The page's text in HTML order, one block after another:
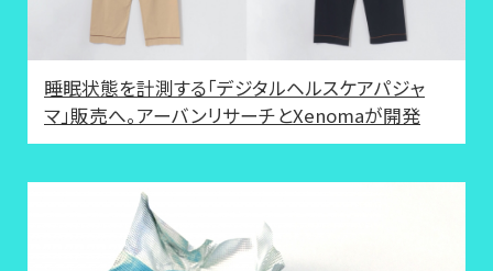
睡眠状態を計測する「デジタルヘルスケアパジャ
マ」販売へ。アーバンリサーチとXenomaが開発